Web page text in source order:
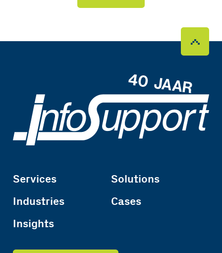
Services
Solutions
Industries
Cases
Insights